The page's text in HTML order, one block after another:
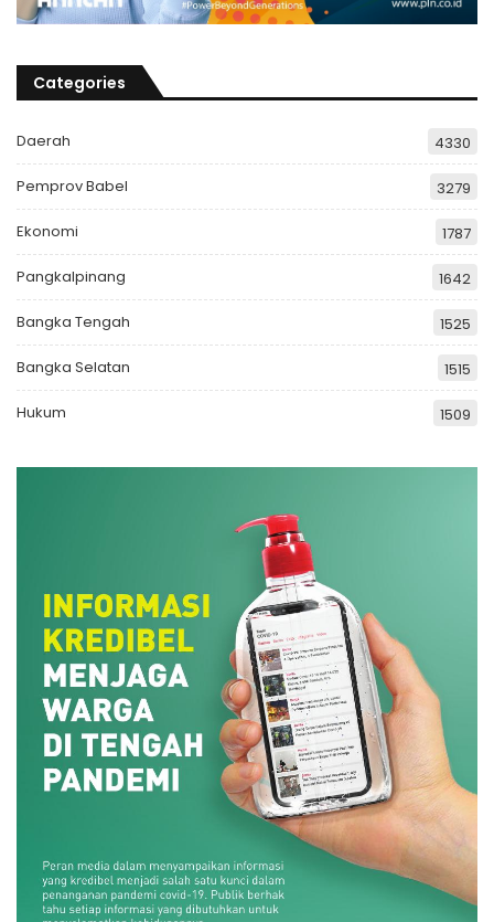
Categories
Daerah 4330
Pemprov Babel 3279
Ekonomi 1787
Pangkalpinang 1642
Bangka Tengah 1525
Bangka Selatan 1515
Hukum 1509